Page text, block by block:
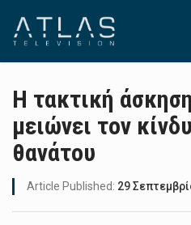
Η τακτική
μειώνει τον
θανάτου
Article Published: 29